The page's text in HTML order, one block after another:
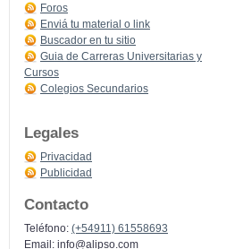
Foros
Enviá tu material o link
Buscador en tu sitio
Guia de Carreras Universitarias y
Cursos
Colegios Secundarios
Legales
Privacidad
Publicidad
Contacto
Teléfono: (+54911) 61558693
Email: info@alipso.com